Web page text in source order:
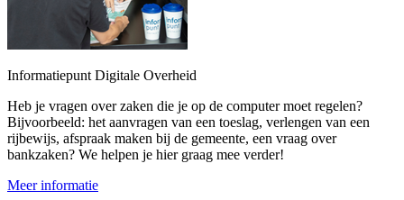
Informatiepunt Digitale Overheid
Heb je vragen over zaken die je op de computer moet regelen?
Bijvoorbeeld: het aanvragen van een toeslag, verlengen van een
rijbewijs, afspraak maken bij de gemeente, een vraag over
bankzaken? We helpen je hier graag mee verder!
Meer informatie